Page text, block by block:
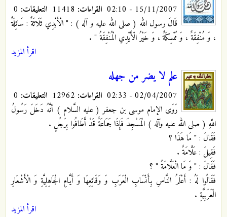
15/11/2007 - 02:10 القراءات: التعليقات:
قَالَ رسول الله ( صلى الله عليه و آله ) : " الْأَيْدِي ثَلَاثَةٌ : سَائِلَةٌ
، وَ مُنْفِقَةٌ ، وَ مُمْسِكَةٌ ، وَ خَيْرُ الْأَيْدِي الْمُنْفِقَةُ " .
اقرأ المزيد
علم لا يضر من جهله
02/04/2007 - 02:33 القراءات: التعليقات:
رَوَى الإمام موسى بن جعفر ( عليه السَّلام ) أنَّهُ دَخَلَ رَسُولُ
اللَّهِ ( صلى الله عليه وآله ) الْمَسْجِدَ فَإِذَا جَمَاعَةٌ قَدْ أَطَافُوا بِرَجُلٍ .
فَقَالَ : " مَا هَذَا ؟
فَقِيلَ : عَلَّامَةٌ .
فَقَالَ : " وَ مَا الْعَلَّامَةُ " ؟
فَقَالُوا لَهُ : أَعْلَمُ النَّاسِ بِأَنْسَابِ الْعَرَبِ وَ وَقَائِعِهَا وَ أَيَّامِ الْجَاهِلِيَّةِ وَ الْأَشْعَارِ
الْعَرَبِيَّةِ .
اقرأ المزيد